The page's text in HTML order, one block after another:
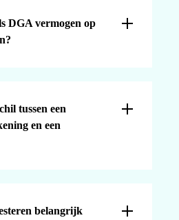
DGA vermogen op
tussen een
en een
belangrijk